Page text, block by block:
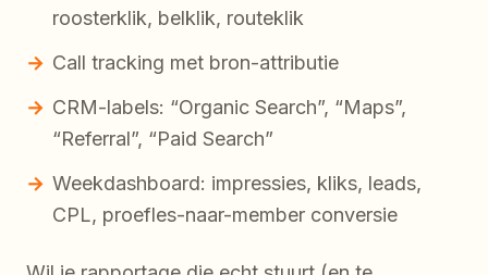
roosterklik, belklik, routeklik
Call tracking met bron-attributie
CRM-labels: “Organic Search”, “Maps”,
“Referral”, “Paid Search”
Weekdashboard: impressies, kliks, leads,
CPL, proefles-naar-member conversie